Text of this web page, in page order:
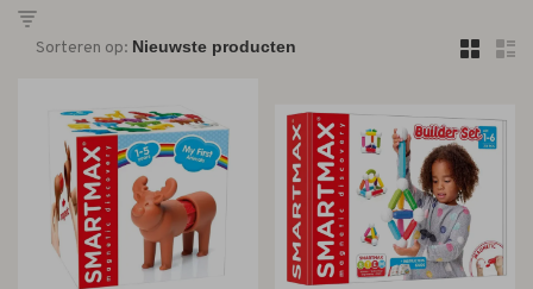
Sorteren op: